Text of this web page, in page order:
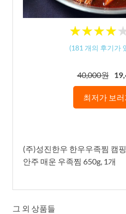
★★★★
★★★★
(181 개의 후기가
40,000원
최저가 보러
(주)성진한우 한우우족찜 캠
안주 매운 우족찜 650g, 1개
그 외 상품들